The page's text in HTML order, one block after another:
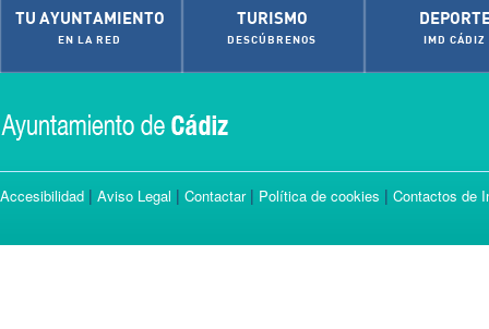
TU AYUNTAMIENTO
EN LA RED
TURISMO
DESCÚBRENOS IMD CÁDIZ
Accesibilidad | Aviso Legal | Contactar| Política de cookies | Contactos de